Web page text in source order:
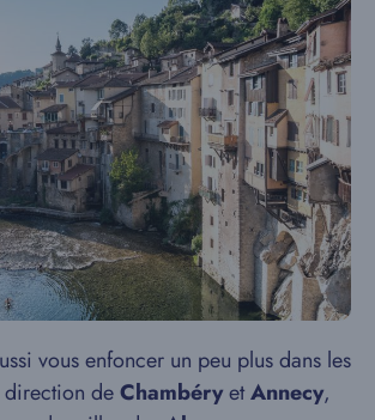
vous enfoncer un peu plus dans les
direction deChambéryetAnnecy,